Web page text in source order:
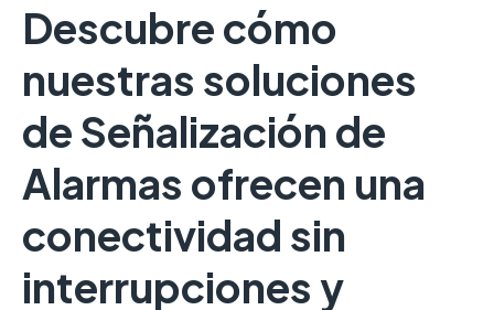
Descubre cómo
nuestras soluciones
de Señalización de
Alarmas ofrecen una
conectividad sin
interrupciones y